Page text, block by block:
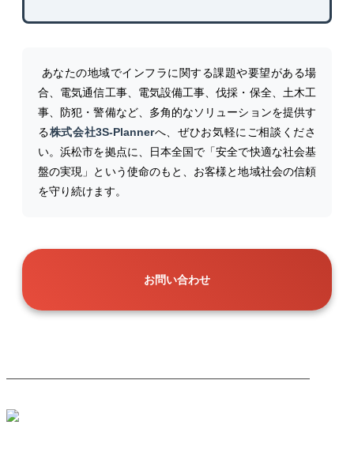
あなたの地域でインフラに関する課題や要望がある場
合、電気通信工事、電気設備工事、伐採・保全、土木工
事、防犯・警備など、多角的なソリューションを提供す
る株式会社3S-Plannerへ、ぜひお気軽にご相談くださ
い。浜松市を拠点に、日本全国で「安全で快適な社会基
盤の実現」という使命のもと、お客様と地域社会の信頼
を守り続けます。
お問い合わせ
────────────────────────